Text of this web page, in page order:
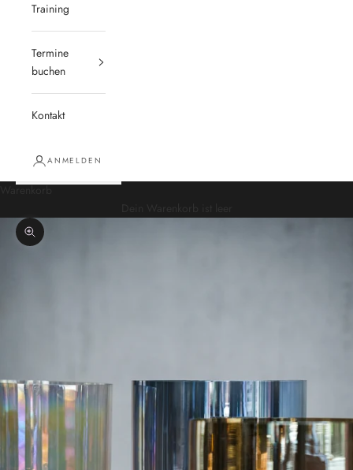
Training
Termine
buchen
Kontakt
ANMELDEN
Bild vergrößern